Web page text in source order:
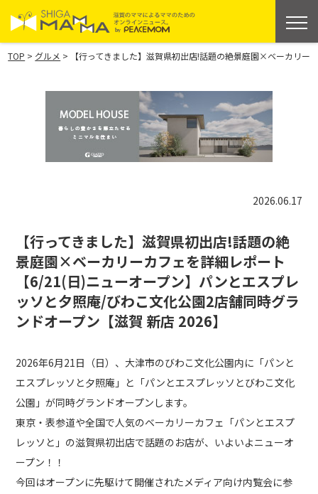
TOP > グルメ > 【行ってきました】滋賀県初出店!話題の絶景庭園×ベーカリ
2026.06.17
【行ってきました】滋賀県初出店!話題の絶
景庭園×ベーカリーカフェを詳細レポート
【6/21(日)ニューオープン】パンとエスプレ
ッソと夕照庵/びわこ文化公園2店舗同時グラ
ンドオープン【滋賀 新店 2026】
2026年6月21日（日）、大津市のびわこ文化公園内に「パンと
エスプレッソと夕照庵」と「パンとエスプレッソとびわこ文化
公園」が同時グランドオープンします。
東京・表参道や全国で人気のベーカリーカフェ「パンとエスプ
レッソと」の滋賀県初出店で話題のお店が、いよいよニューオ
ープン！！
今回はオープンに先駆けて開催されたメディア向け内覧会に参